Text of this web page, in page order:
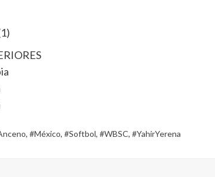
, #México, #Softbol, #WBSC, #YahirYerena